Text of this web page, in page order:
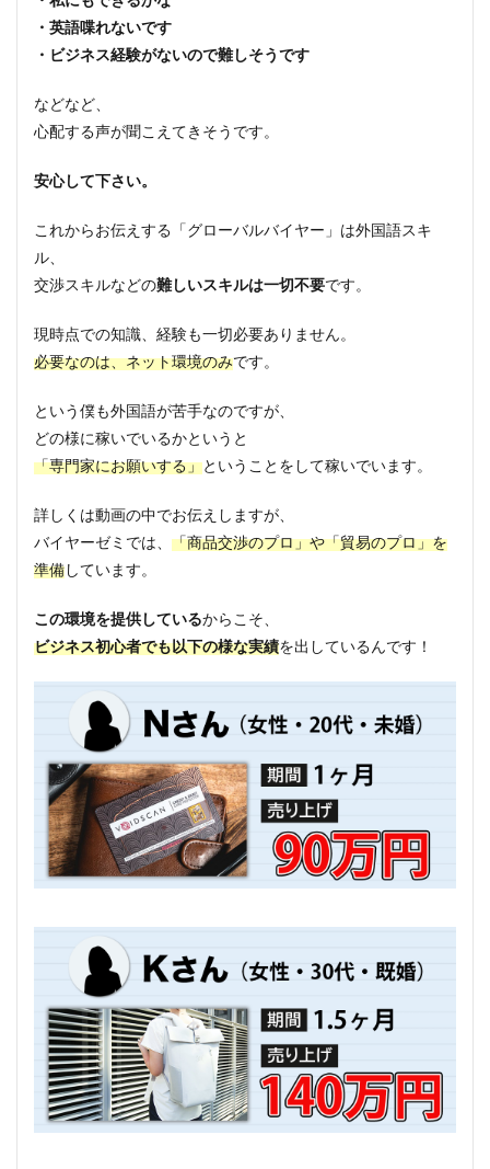
・英語喋れないです
・ビジネス経験がないので難しそうです
などなど、
心配する声が聞こえてきそうです。
安心して下さい。
これからお伝えする「グローバルバイヤー」は外国語スキ
ル、
交渉スキルなどの難しいスキルは一切不要です。
現時点での知識、経験も一切必要ありません。
必要なのは、ネット環境のみです。
という僕も外国語が苦手なのですが、
どの様に稼いでいるかというと
「専門家にお願いする」ということをして稼いでいます。
詳しくは動画の中でお伝えしますが、
バイヤーゼミでは、 「商品交渉のプロ」や「貿易のプロ」を
準備しています。
この環境を提供しているからこそ、
ビジネス初心者でも以下の様な実績を出しているんです！